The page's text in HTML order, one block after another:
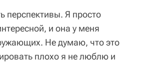
перспективы. Я просто
и она у меня
Не думаю, что это
плохо я не люблю и